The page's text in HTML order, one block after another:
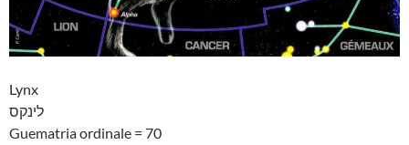
Lynx
לינקס
Guematria ordinale = 70